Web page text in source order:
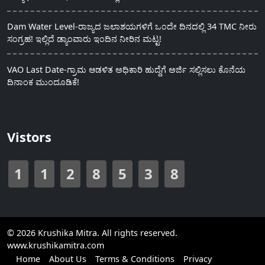
Dam Water Level-ರಾಜ್ಯದ ಜಲಾಶಯಗಳಿಗೆ ಒಂದೇ ದಿನದಲ್ಲಿ 34 TMC ನೀರು
ಸಂಗ್ರಹ! ಇಲ್ಲಿದೆ ಡ್ಯಾಂವಾರು ಇಂದಿನ ನೀರಿನ ಮಟ್ಟ!
VAO Last Date-ಗ್ರಾಮ ಆಡಳಿತ ಅಧಿಕಾರಿ ಹುದ್ದೆಗೆ ಅರ್ಜಿ ಸಲ್ಲಿಸಲು ಕೊನೆಯ
ದಿನಾಂಕ ಮುಂದೂಡಿಕೆ!
Vistors
1 1 2 8 5 3 8
© 2026 Krushika Mitra. All rights reserved.
www.krushikamitra.com
Home
About Us Terms & Conditions Privacy